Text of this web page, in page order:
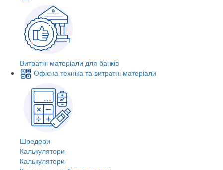
Витратні матеріали для банків
Офісна техніка та витратні матеріали
Шредери
Калькулятори
Калькулятори